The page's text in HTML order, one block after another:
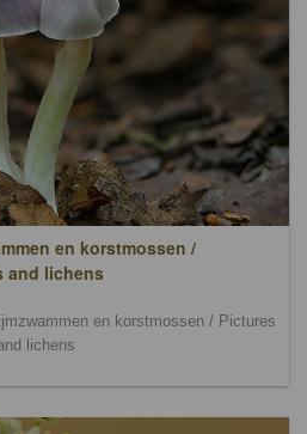
en korstmossen /
and lichens
en korstmossen / Pictures
lichens